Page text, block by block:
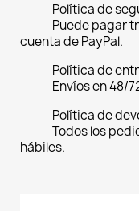
Política de
Puede pagar
cuenta de PayPal.
Política de
Envíos en 48/
Política de
Todos los
hábiles.